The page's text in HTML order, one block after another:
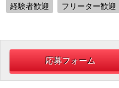
経験者歓迎
フリーター歓迎
応募フォーム